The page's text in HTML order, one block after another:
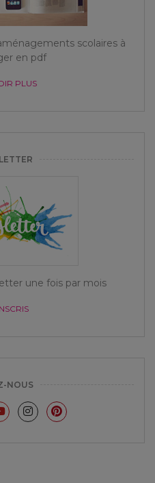
scolaires à
en pdf
PLUS
une fois par mois
NOUS